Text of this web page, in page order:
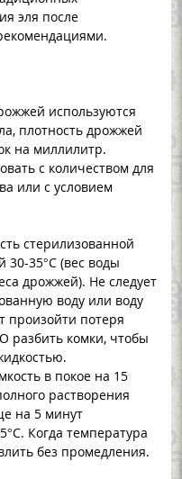
эля после
используются
плотность дрожжей
на миллилитр.
с количеством для
или с условием
стерилизованной
30-35°C (вес воды
дрожжей). Не следует
воду или воду
произойти потеря
комки, чтобы
в покое на 15
растворения
на 5 минут
Когда температура
без промедления.